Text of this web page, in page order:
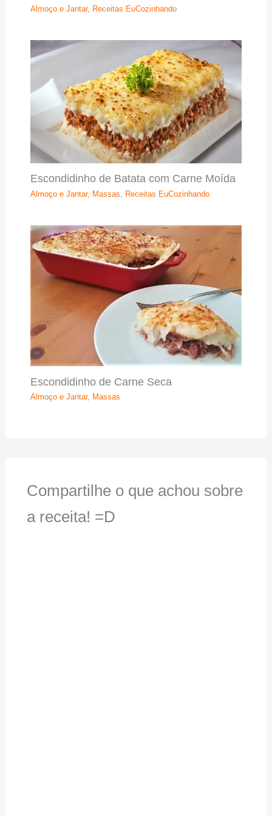
Almoço e Jantar, Receitas EuCozinhando
Escondidinho de Batata com Carne Moída
Almoço e Jantar, Massas Receitas EuCozinhando
Escondidinho de Carne Seca
Almoço e Jantar, Massas
Compartilhe o que achou sobre
a receita! =D